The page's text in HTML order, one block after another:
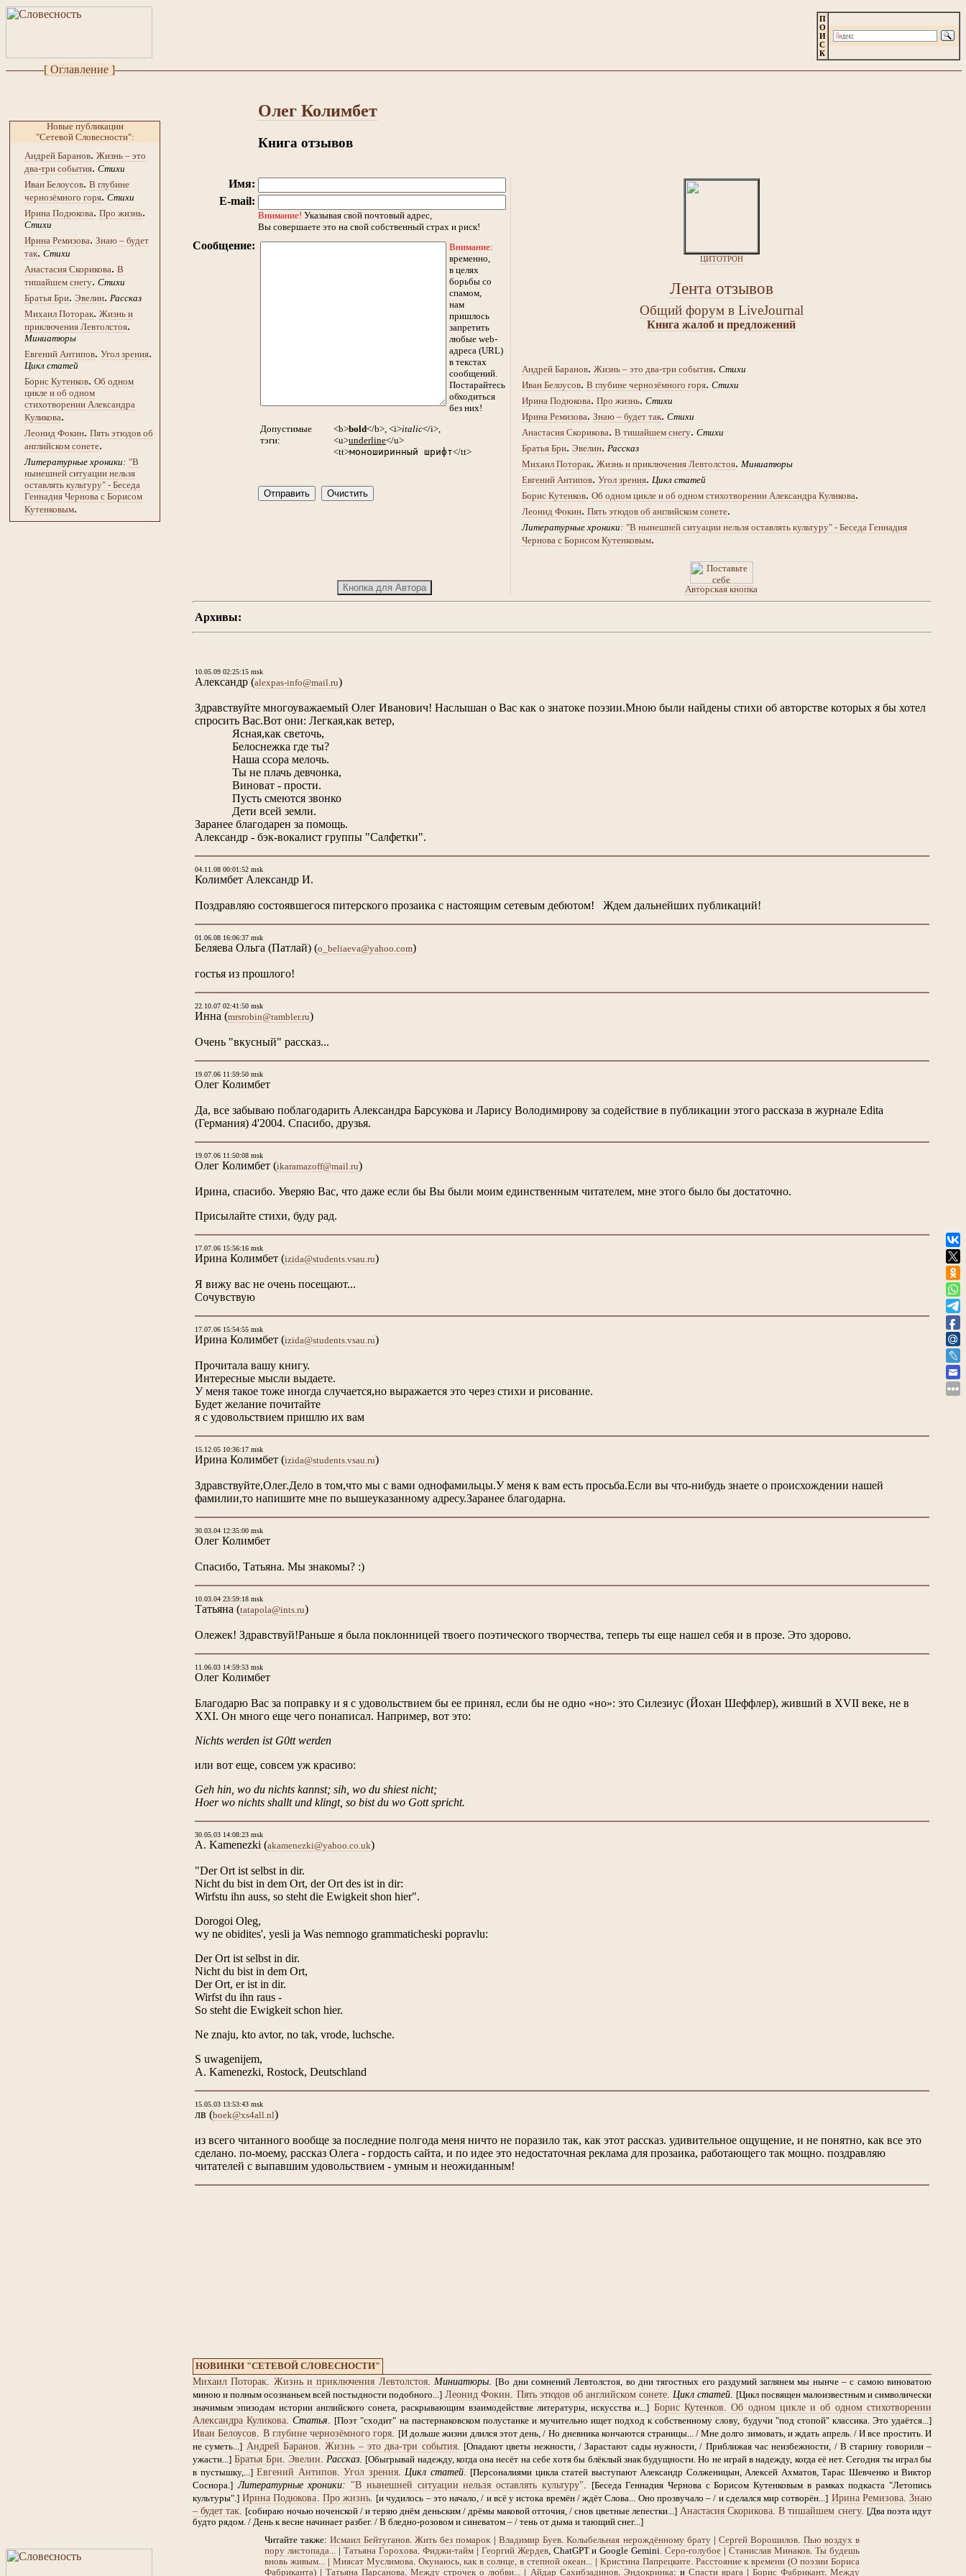
[ Оглавление ]
Новые публикации
"Сетевой Словесности":
Андрей Баранов. Жизнь – это
два-три события. Стихи
Иван Белоусов. В глубине
чернозёмного горя. Стихи
Ирина Подюкова. Про жизнь.
Стихи
Ирина Ремизова. Знаю – будет
так. Стихи
Анастасия Скорикова. В
тишайшем снегу. Стихи
Братья Бри. Эвелин. Рассказ
Михаил Поторак. Жизнь и
приключения Левтолстоя.
Миниатюры
Евгений Антипов. Угол зрения.
Цикл статей
Борис Кутенков. Об одном
цикле и об одном
стихотворении Александра
Куликова.
Леонид Фокин. Пять этюдов об
английском сонете.
Литературные хроники: "В
нынешней ситуации нельзя
оставлять культуру" - Беседа
Геннадия Чернова с Борисом
Кутенковым.
П
О
И
С
К
Олег Колимбет
Книга отзывов
ЦИТОТРОН
Лента отзывов
Общий форум в LiveJournal
Книга жалоб и предложений
Андрей Баранов. Жизнь – это два-три события. Стихи
Иван Белоусов. В глубине чернозёмного горя. Стихи
Ирина Подюкова. Про жизнь. Стихи
Ирина Ремизова. Знаю – будет так. Стихи
Анастасия Скорикова. В тишайшем снегу. Стихи
Братья Бри. Эвелин. Рассказ
Михаил Поторак. Жизнь и приключения Левтолстоя. Миниатюры
Евгений Антипов. Угол зрения. Цикл статей
Борис Кутенков. Об одном цикле и об одном стихотворении Александра Куликова.
Леонид Фокин. Пять этюдов об английском сонете.
Литературные хроники: "В нынешней ситуации нельзя оставлять культуру" - Беседа Геннадия
Чернова с Борисом Кутенковым.
Авторская кнопка
Имя:
E-mail:
Внимание! Указывая свой почтовый адрес,
Вы совершаете это на свой собственный страх и риск!
Сообщение:
Внимание:
временно,
в целях
борьбы со
спамом,
нам
пришлось
запретить
любые web-
адреса (URL)
в текстах
сообщений.
Постарайтесь
обходиться
без них!
Допустимые
тэги:
<b>bold</b>, <i>italic</i>,
<u>underline</u>
<tt>моноширинный шрифт</tt>
Архивы:
10.05.09 02:25:15 msk
Александр (alexpas-info@mail.ru)
Здравствуйте многоуважаемый Олег Иванович! Наслышан о Вас как о знатоке поэзии.Мною были найдены стихи об авторстве которых я бы хотел
спросить Вас.Вот они: Легкая,как ветер,
Ясная,как светочь,
Белоснежка где ты?
Наша ссора мелочь.
Ты не плачь девчонка,
Виноват - прости.
Пусть смеются звонко
Дети всей земли.
Заранее благодарен за помощь.
Александр - бэк-вокалист группы "Салфетки".
04.11.08 00:01:52 msk
Колимбет Александр И.
Поздравляю состоявшегося питерского прозаика с настоящим сетевым дебютом! Ждем дальнейших публикаций!
01.06.08 16:06:37 msk
Беляева Ольга (Патлай) (o_beliaeva@yahoo.com)
гостья из прошлого!
22.10.07 02:41:50 msk
Инна (mrsrobin@rambler.ru)
Очень "вкусный" рассказ...
19.07.06 11:59:50 msk
Олег Колимбет
Да, все забываю поблагодарить Александра Барсукова и Ларису Володимирову за содействие в публикации этого рассказа в журнале Edita
(Германия) 4'2004. Спасибо, друзья.
19.07.06 11:50:08 msk
Олег Колимбет (ikaramazoff@mail.ru)
Ирина, спасибо. Уверяю Вас, что даже если бы Вы были моим единственным читателем, мне этого было бы достаточно.
Присылайте стихи, буду рад.
17.07.06 15:56:16 msk
Ирина Колимбет (izida@students.vsau.ru)
Я вижу вас не очень посещают...
Сочувствую
17.07.06 15:54:55 msk
Ирина Колимбет (izida@students.vsau.ru)
Прочитала вашу книгу.
Интересные мысли выдаете.
У меня такое тоже иногда случается,но выражается это через стихи и рисование.
Будет желание почитайте
я с удовольствием пришлю их вам
15.12.05 10:36:17 msk
Ирина Колимбет (izida@students.vsau.ru)
Здравствуйте,Олег.Дело в том,что мы с вами однофамильцы.У меня к вам есть просьба.Если вы что-нибудь знаете о происхождении нашей
фамилии,то напишите мне по вышеуказанному адресу.Заранее благодарна.
30.03.04 12:35:00 msk
Олег Колимбет
Спасибо, Татьяна. Мы знакомы? :)
10.03.04 23:59:18 msk
Татьяна (tatapola@ints.ru)
Олежек! Здравствуй!Раньше я была поклонницей твоего поэтического творчества, теперь ты еще нашел себя и в прозе. Это здорово.
11.06.03 14:59:53 msk
Олег Колимбет
Благодарю Вас за поправку и я с удовольствием бы ее принял, если бы не одно «но»: это Силезиус (Йохан Шеффлер), живший в XVII веке, не в
XXI. Он много еще чего понаписал. Например, вот это:
Nichts werden ist G0tt werden
или вот еще, совсем уж красиво:
Geh hin, wo du nichts kannst; sih, wo du shiest nicht;
Hoer wo nichts shallt und klingt, so bist du wo Gott spricht.
30.05.03 14:08:23 msk
A. Kamenezki (akamenezki@yahoo.co.uk)
"Der Ort ist selbst in dir.
Nicht du bist in dem Ort, der Ort des ist in dir:
Wirfstu ihn auss, so steht die Ewigkeit shon hier".
Dorogoi Oleg,
wy ne obidites', yesli ja Was nemnogo grammaticheski popravlu:
Der Ort ist selbst in dir.
Nicht du bist in dem Ort,
Der Ort, er ist in dir.
Wirfst du ihn raus -
So steht die Ewigkeit schon hier.
Ne znaju, kto avtor, no tak, vrode, luchsche.
S uwagenijem,
A. Kamenezki, Rostock, Deutschland
15.05.03 13:53:43 msk
лв (boek@xs4all.nl)
из всего читанного вообще за последние полгода меня ничто не поразило так, как этот рассказ. удивительное ощущение, и не понятно, как все это
сделано. по-моему, рассказ Олега - гордость сайта, и по идее это недостаточная реклама для прозаика, работающего так мощно. поздравляю
читателей с выпавшим удовольствием - умным и неожиданным!
НОВИНКИ "СЕТЕВОЙ СЛОВЕСНОСТИ"
Михаил Поторак. Жизнь и приключения Левтолстоя. Миниатюры. [Во дни сомнений Левтолстоя, во дни тягостных его раздумий заглянем мы нынче – с самою виноватою
миною и полным осознаньем всей постыдности подобного...] Леонид Фокин. Пять этюдов об английском сонете. Цикл статей. [Цикл посвящен малоизвестным и символически
значимым эпизодам истории английского сонета, раскрывающим взаимодействие литературы, искусства и...] Борис Кутенков.Об одном цикле и об одном стихотворении
Александра Куликова.Статья. [Поэт "сходит" на пастернаковском полустанке и мучительно ищет подход к собственному слову, будучи "под стопой" классика. Это удаётся...]
Иван Белоусов. В глубине чернозёмного горя. [И дольше жизни длился этот день, / Но дневника кончаются страницы... / Мне долго зимовать, и ждать апрель. / И все простить. И
не суметь...] Андрей Баранов.Жизнь – это два-три события. [Опадают цветы нежности, / Зарастают сады нужности, / Приближая час неизбежности, / В старину говорили –
ужасти...] Братья Бри. Эвелин. Рассказ. [Обыгрывай надежду, когда она несёт на себе хотя бы блёклый знак будущности. Но не играй в надежду, когда её нет. Сегодня ты играл бы
в пустышку,...] Евгений Антипов.Угол зрения.Цикл статей. [Персоналиями цикла статей выступают Александр Солженицын, Алексей Ахматов, Тарас Шевченко и Виктор
Соснора.] Литературные хроники: "В нынешней ситуации нельзя оставлять культуру".
[Беседа Геннадия Чернова с Борисом Кутенковым в рамках подкаста "Летопись
культуры".] Ирина Подюкова. Про жизнь. [и чудилось – это начало, / и всё у истока времён / ждёт Слова... Оно прозвучало – / и сделался мир сотворён...] Ирина Ремизова.Знаю
– будет так. [собираю ночью ноченской / и теряю днём деньским / дрёмы маковой отточия, / снов цветные лепестки...] Анастасия Скорикова.В тишайшем снегу. [Два поэта идут
будто рядом. / День к весне начинает разбег. / В бледно-розовом и синеватом – / тень от дыма и тающий снег...]
Читайте также:Исмаил Бейтуганов. Жить без помарок Владимир Буев.Колыбельная нерождённому брату|Сергей Ворошилов. Пью воздух в
пору листопада...| Татьяна Горохова. Фиджи-тайм| Георгий Жердев, ChatGPT и Google Gemini.Серо-голубое |Станислав Минаков.Ты будешь
вновь живым...| Миясат Муслимова. Окунаюсь, как в солнце, в степной океан...| Кристина Папрецките. Расстояние к времени (О поэзии Бориса
Фабриканта) |Татьяна Парсанова.Между строчек о любви... Айдар Сахибзадинов. Эндокринка: и Спасти врага| Борис Фабрикант.Между